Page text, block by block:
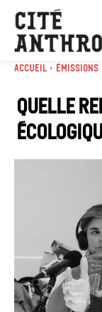
Accueil Émissions
Quelle